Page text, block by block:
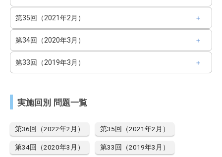
第35回（2021年2月）
第34回（2020年3月）
第33回（2019年3月）
実施回別 問題一覧
第36回（2022年2月） 第35回（2021年2月）
第34回（2020年3月） 第33回（2019年3月）